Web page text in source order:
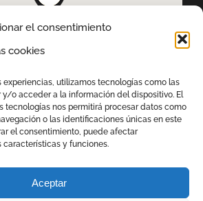
el consentimiento
cookies
experiencias, utilizamos tecnologías como las
y/o acceder a la información del dispositivo. El
tecnologías nos permitirá procesar datos como
o las identificaciones únicas en este
el consentimiento, puede afectar
características y funciones.
Aceptar